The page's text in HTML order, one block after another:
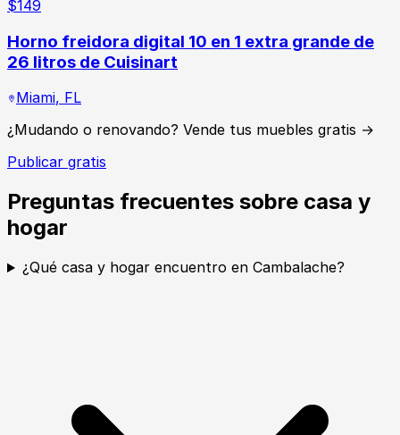
$149
Horno freidora digital 10 en 1 extra grande de
26 litros de Cuisinart
Miami, FL
¿Mudando o renovando? Vende tus muebles gratis →
Publicar gratis
Preguntas frecuentes sobre casa y
hogar
¿Qué casa y hogar encuentro en Cambalache?